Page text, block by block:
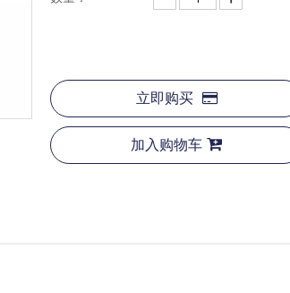
立即购买
加入购物车